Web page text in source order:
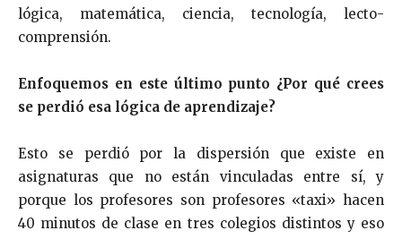
lógica, matemática, ciencia, tecnología, lecto-
comprensión.
Enfoquemos en este último punto ¿Por qué crees
se perdió esa lógica de aprendizaje?
Esto se perdió por la dispersión que existe en
asignaturas que no están vinculadas entre sí, y
porque los profesores son profesores «taxi» hacen
40 minutos de clase en tres colegios distintos y eso